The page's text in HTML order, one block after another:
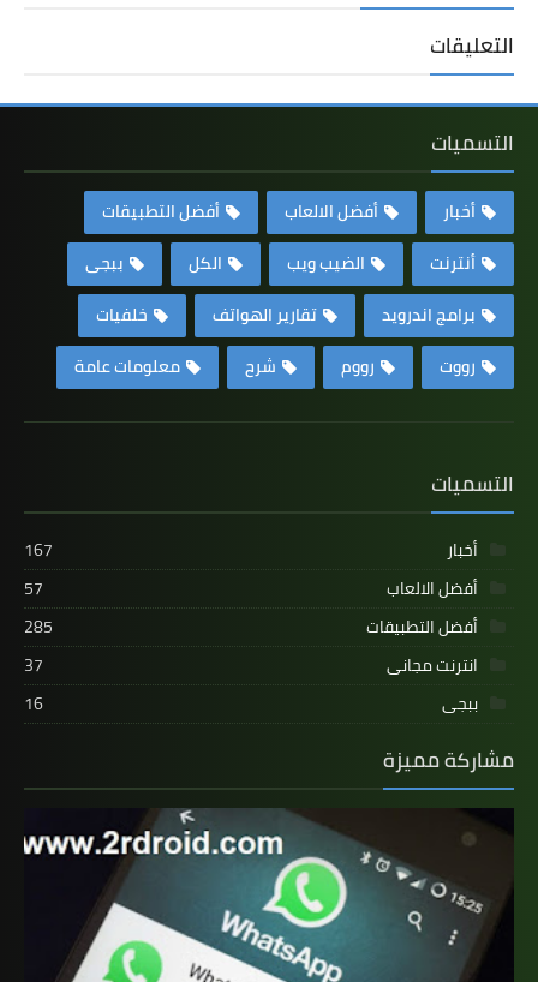
التعليقات
التسميات
أخبار أفضل الالعاب
أفضل التطبيقات
أنترنت
الضيب ويب الكل
ببجى
برامج اندرويد
تقارير الهواتف
خلفيات
رووت
رووم شرح معلومات عامة
التسميات
أخبار
167
أفضل الالعاب
57
أفضل التطبيقات
285
انترنت مجانى
37
ببجى
16
مشاركة مميزة